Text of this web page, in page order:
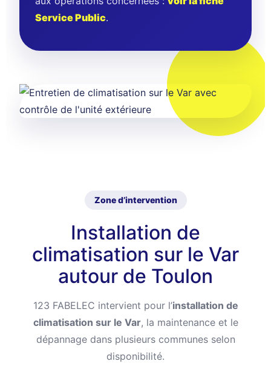
Service Public.
Zone d’intervention
Installation de
climatisation sur le Var
autour de Toulon
123 FABELEC intervient pour l’installation de
climatisation sur le Var, la maintenance et le
dépannage dans plusieurs communes selon
disponibilité.